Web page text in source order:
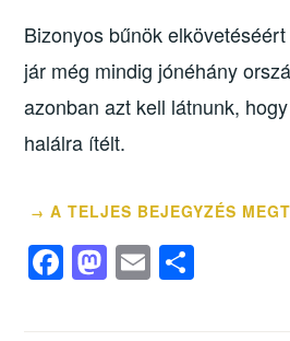
Bizonyos bűnök
jár még mindig jónéhány
azonban azt kell látnunk,
halálra ítélt.
→ A TELJES BEJEGYZÉS
F
a
M
a
E
m